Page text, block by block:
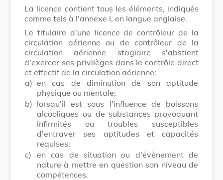
La licence contient tous les éléments, indiqués
comme tels à l'annexe I, en langue anglaise.
Le titulaire d'une licence de contrôleur de la
circulation aérienne ou de contrôleur de la
circulation aérienne stagiaire s'abstient
d'exercer ses privilèges dans le contrôle direct
et effectif de la circulation aérienne:
a) en cas de diminution de son aptitude
physique ou mentale;
b) lorsqu'il est sous l'influence de boissons
alcooliques ou de substances provoquant
infirmités ou troubles susceptibles
d'entraver ses aptitudes et capacités
requises;
c) en cas de situation ou d'évènement de
nature à mettre en question son niveau de
compétences.